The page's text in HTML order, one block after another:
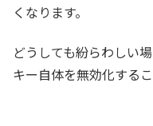
くなります。
どうしても紛らわしい
キー自体を無効化する